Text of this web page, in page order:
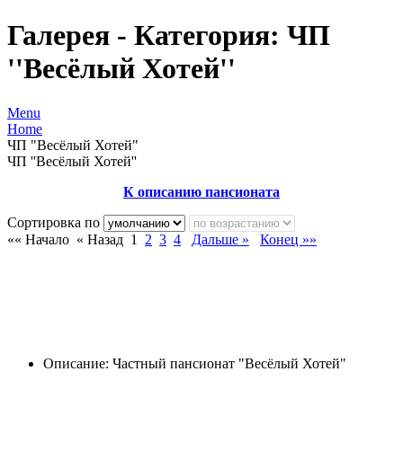
Галерея - Категория: ЧП
''Весёлый Хотей''
Menu
Home
ЧП "Весёлый Хотей"
ЧП ''Весёлый Хотей''
К описанию пансионата
Сортировка по
«« Начало « Назад 1 2 3 4 Дальше » Конец »»
Описание: Частный пансионат "Весёлый Хотей"